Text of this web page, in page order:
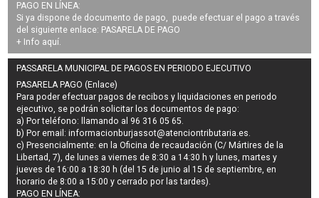
PAGO EN LÍNEA:
Si ya dispone de documento de pago, puede efectuar el pago a través
del siguiente enlace: PASARELA DE PAGO
+ Info aquí.
PASSARELA MUNICIPAL DE PAGOS EN PERIODO EJECUTIVO
PASARELA PAGO (Enlace)
Para poder efectuar pagos derecibos y liquidaciones en periodo
ejecutivo, se podrán solicitar los documentos de pago:
a) Por teléfono: llamando al 96 316 05 65.
b) Por email:informacionburjassot@atenciontributaria.es.
c) Presencialmente: en la Oficina de recaudación (C/ Mártires de la
Libertad, 7), de lunes a viernes de 8:30 a 14:30 h y lunes, martes y
jueves de 16:00 a 18:30 h (del 15 de junio al 15 de septiembre, en
horario de 8:00 a 15:00 y cerrado por las tardes).
PAGO EN LÍNEA: